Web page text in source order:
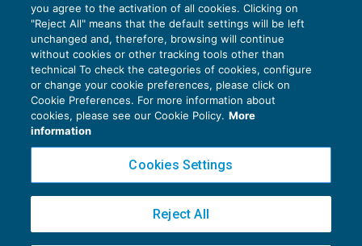
Privacy Policy
Cookie Policy
Copyright 2016 ©Gruppo Euroconference S.p.A.v2.32.4
Piazza Luigi Einaudi, 10N01 - 20124 Milano - info@ecnews.it
you agree to the activation of all cookies. Clicking on
"Reject All" means that the default settings will be left
unchanged and, therefore, browsing will continue
without cookies or other tracking tools other than
technical To check the categories of cookies, configure
or change your cookie preferences, please click on
Cookie Preferences. For more information about
cookies, please see our Cookie Policy. More
information
Cookies Settings
Reject All